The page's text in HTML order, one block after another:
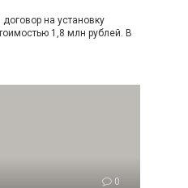
на установку
1,8 млн рублей. В
0